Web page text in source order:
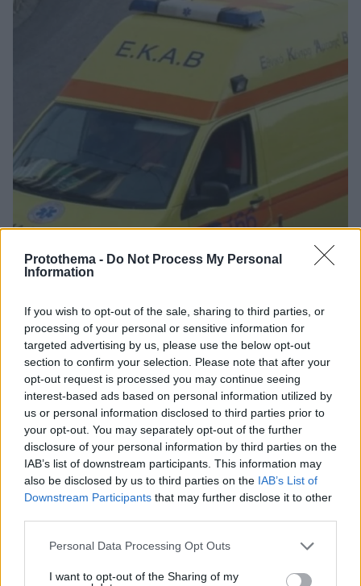
Protothema - Do Not Process My Personal
Information
If you wish to opt-out of the sale, sharing to third parties, or
processing of your personal or sensitive information for
targeted advertising by us, please use the below opt-out
section to confirm your selection. Please note that after your
opt-out request is processed you may continue seeing
interest-based ads based on personal information utilized by
us or personal information disclosed to third parties prior to
your opt-out. You may separately opt-out of the further
disclosure of your personal information by third parties on the
IAB’s list of downstream participants. This information may
also be disclosed by us to third parties on the IAB’s List of
Downstream Participants that may further disclose it to other
Please note that this website/app uses one or more Google
not limited to your visit or usage behaviour. You may click to
Personal Data Processing Opt Outs
I want to opt-out of the Sharing of my
Χτύπησε συγχωριανό του με μπαλτά στο κεφάλι στην
Ιστιαία - Τον πήγαν λιπόθυμο στο νοσοκομείο
Ο άτυχος 44χρονος μεταφέρθηκε τραυματισμένος
στο νοσοκομείο Χαλκίδας